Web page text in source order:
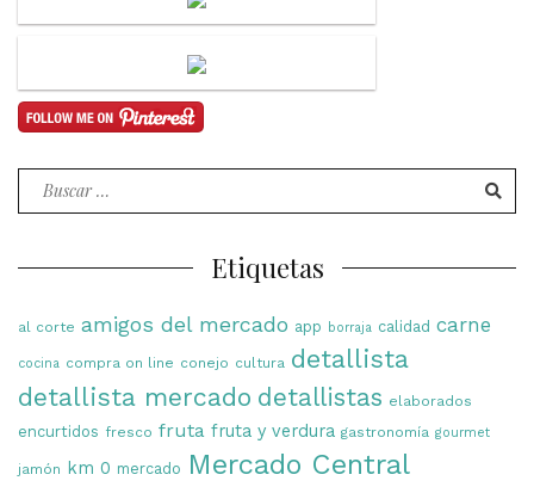
Buscar
Etiquetas
al corte amigos del mercado app borraja calidad carne
cocina compra on line conejo cultura detallista
detallista mercado detallistas elaborados
encurtidos fresco fruta fruta y verdura gastronomía gourmet
jamón km 0 mercado Mercado Central